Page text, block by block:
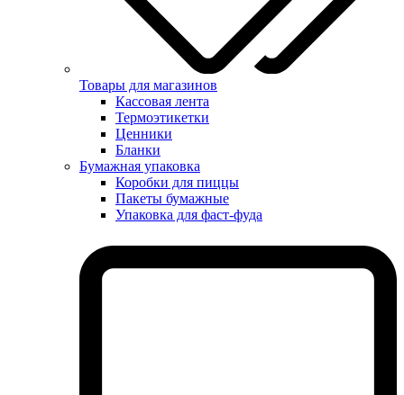
Товары для магазинов
Кассовая лента
Термоэтикетки
Ценники
Бланки
Бумажная упаковка
Коробки для пиццы
Пакеты бумажные
Упаковка для фаст-фуда